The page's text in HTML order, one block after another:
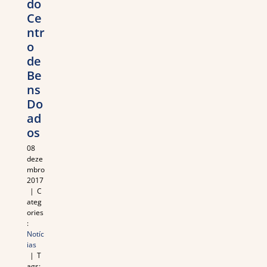
do
Ce
ntr
o
de
Be
ns
Do
ad
os
08
deze
mbro
2017
| C
ateg
ories
:
Notíc
ias
| T